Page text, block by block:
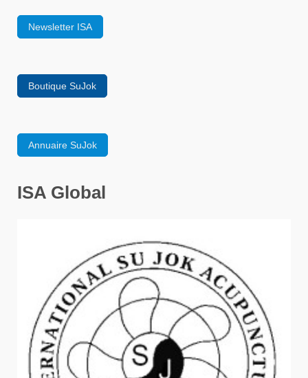
Newsletter ISA
Boutique SuJok
Annuaire SuJok
ISA Global